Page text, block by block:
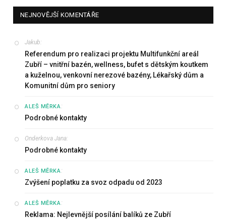
NEJNOVĚJŠÍ KOMENTÁŘE
Jakub:
Referendum pro realizaci projektu Multifunkční areál
Zubří – vnitřní bazén, wellness, bufet s dětským koutkem
a kuželnou, venkovní nerezové bazény, Lékařský dům a
Komunitní dům pro seniory
ALEŠ MĚRKA:
Podrobné kontakty
Onderkova Jana:
Podrobné kontakty
ALEŠ MĚRKA:
Zvýšení poplatku za svoz odpadu od 2023
ALEŠ MĚRKA:
Reklama: Nejlevnější posílání balíků ze Zubří